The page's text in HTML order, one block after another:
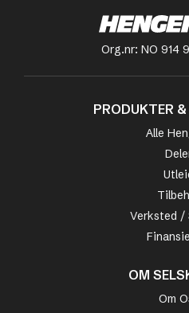
Org.nr: NO 914
PRODUKTER
Alle
Verksted /
OM
Om